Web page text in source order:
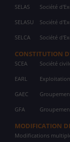
SELAS Société
SELASU Société
SELCA Société
CONSTITUTION
SCEA Société
EARL
GAEC
GFA
MODIFICATION
Modifications